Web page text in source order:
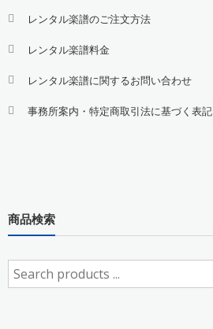
レンタル楽譜のご注文方法
レンタル楽譜料金
レンタル楽譜に関するお問い合わせ
事務所案内・特定商取引法に基づく表記
商品検索
Search
for: